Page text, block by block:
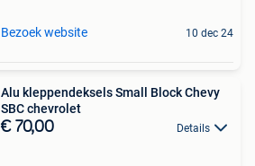
Bezoek website 10 dec 24
Alu kleppendeksels Small Block Chevy
SBC chevrolet
€ 70,00 Details